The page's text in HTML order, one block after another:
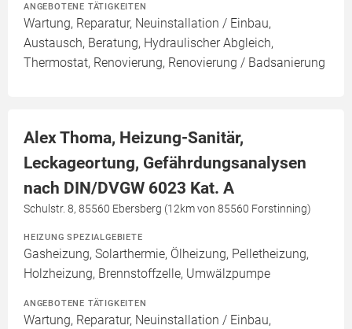
ANGEBOTENE TÄTIGKEITEN
Wartung, Reparatur, Neuinstallation / Einbau,
Austausch, Beratung, Hydraulischer Abgleich,
Thermostat, Renovierung, Renovierung / Badsanierung
Alex Thoma, Heizung-Sanitär,
Leckageortung, Gefährdungsanalysen
nach DIN/DVGW 6023 Kat. A
Schulstr. 8, 85560 Ebersberg (12km von 85560 Forstinning)
HEIZUNG SPEZIALGEBIETE
Gasheizung, Solarthermie, Ölheizung, Pelletheizung,
Holzheizung, Brennstoffzelle, Umwälzpumpe
ANGEBOTENE TÄTIGKEITEN
Wartung, Reparatur, Neuinstallation / Einbau,